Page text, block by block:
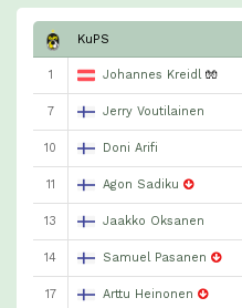
KuPS
1 Johannes Kreidl🧤
7 Jerry Voutilainen
10 Doni Arifi
11 Agon Sadiku
13 Jaakko Oksanen
14 Samuel Pasanen
17 Arttu Heinonen